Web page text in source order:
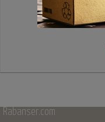
Rabanser.com